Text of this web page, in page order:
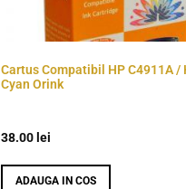
Cartus Compatibil HP C4911A /
Cyan Orink
38.00 lei
ADAUGA IN COS